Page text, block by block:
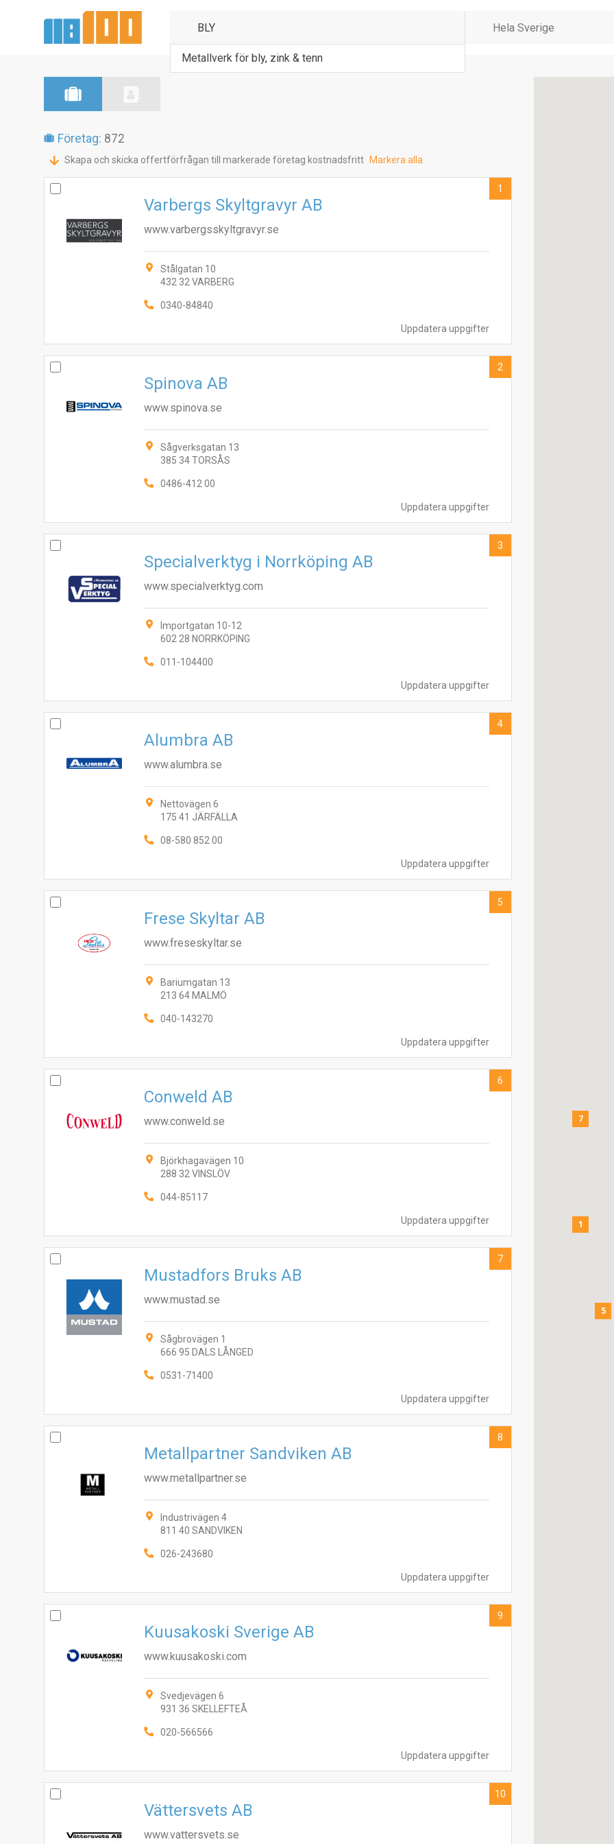
Metallverk för bly, zink & tenn
Företag: 872
Skapa och skicka offertförfrågan till markerade företag kostnadsfritt Markera alla
Uppdatera uppgifter
Varbergs Skyltgravyr AB
www.varbergsskyltgravyr.se
Stålgatan 10
432 32 VARBERG
0340-84840
1
Uppdatera uppgifter
Spinova AB
www.spinova.se
Sågverksgatan 13
385 34 TORSÅS
0486-412 00
2
Uppdatera uppgifter
Specialverktyg i Norrköping AB
www.specialverktyg.com
Importgatan 10-12
602 28 NORRKÖPING
011-104400
3
Uppdatera uppgifter
Alumbra AB
www.alumbra.se
Nettovägen 6
175 41 JÄRFÄLLA
08-580 852 00
4
Uppdatera uppgifter
Frese Skyltar AB
www.freseskyltar.se
Bariumgatan 13
213 64 MALMÖ
040-143270
5
Uppdatera uppgifter
Conweld AB
www.conweld.se
Björkhagavägen 10
288 32 VINSLÖV
044-85117
6
Uppdatera uppgifter
Mustadfors Bruks AB
www.mustad.se
Sågbrovägen 1
666 95 DALS LÅNGED
0531-71400
7
Uppdatera uppgifter
Metallpartner Sandviken AB
www.metallpartner.se
Industrivägen 4
811 40 SANDVIKEN
026-243680
8
Uppdatera uppgifter
Kuusakoski Sverige AB
www.kuusakoski.com
Svedjevägen 6
931 36 SKELLEFTEÅ
020-566566
9
Vättersvets AB
www.vattersvets.se
10
1
5
7